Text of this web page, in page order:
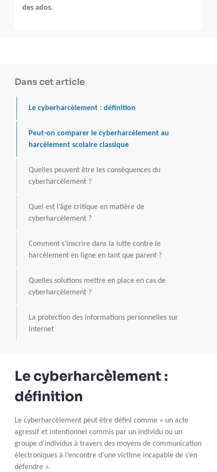
des ados.
Dans cet article
Le cyberharcèlement : définition
Peut-on comparer le cyberharcèlement au
harcèlement scolaire classique
Quelles peuvent être les conséquences du
cyberharcèlement ?
Quel est l’âge critique en matière de
cyberharcèlement ?
Comment s’inscrire dans la lutte contre le
harcèlement en ligne en tant que parent ?
Quelles solutions mettre en place en cas de
cyberharcèlement ?
La protection des informations personnelles sur
Internet
Le cyberharcèlement :
définition
Le cyberharcèlement peut être défini comme « un acte
agressif et intentionnel commis par un individu ou un
groupe d’individus à travers des moyens de communication
électroniques à l’encontre d’une victime incapable de s’en
défendre ».